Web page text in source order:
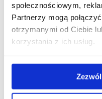
społecznościowym,
Partnerzy mogą
otrzymanymi od Ciebie
korzystania z ich usług.